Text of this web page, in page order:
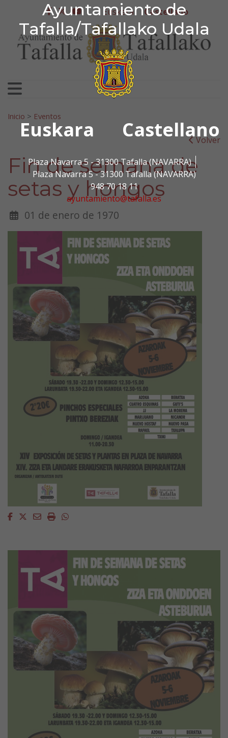
Ayuntamiento de
Tafalla/Tafallako Udala
Euskara Castellano
Plaza Navarra 5 - 31300 Tafalla (NAVARRA)
Plaza Navarra 5 - 31300 Tafalla (NAVARRA)
948 70 18 11
ayuntamiento@tafalla.es
Ir al contenido
Ayuntamiento de
facebook
twitter
youtube
Euskera Castellano
Search for:
Inicio > Eventos
Volver
Fin de semana de
setas y hongos
01 de enero de 1970
Facebook
Twitter
EmailImprimirWhatsapp